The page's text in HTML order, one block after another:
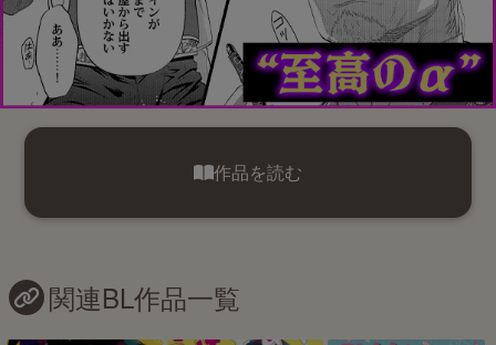
作品を読む
関連BL作品一覧